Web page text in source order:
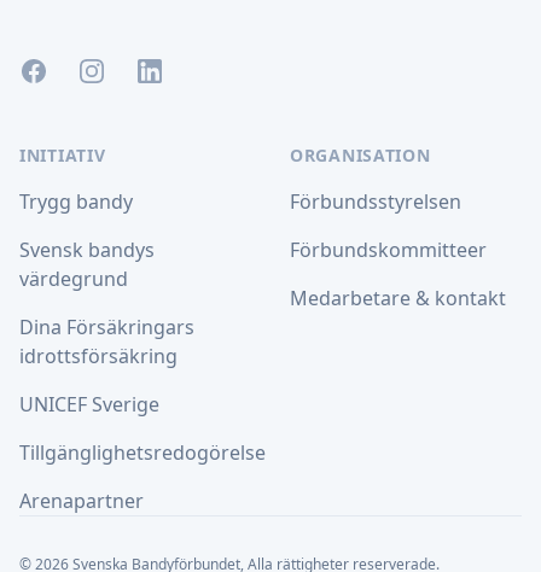
FacebookInstagramLinkedIn
INITIATIV
Trygg bandy
Svensk bandys
värdegrund
Dina Försäkringars
idrottsförsäkring
UNICEF Sverige
Tillgänglighetsredogörelse
Arenapartner
ORGANISATION
Förbundsstyrelsen
Förbundskommitteer
Medarbetare & kontakt
© 2026 Svenska Bandyförbundet, Alla rättigheter reserverade.